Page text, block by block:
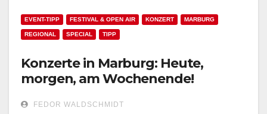
EVENT-TIPP FESTIVAL & OPEN AIR KONZERT MARBURG
REGIONAL SPECIAL TIPP
Konzerte in Marburg: Heute,
morgen, am Wochenende!
FEDOR WALDSCHMIDT